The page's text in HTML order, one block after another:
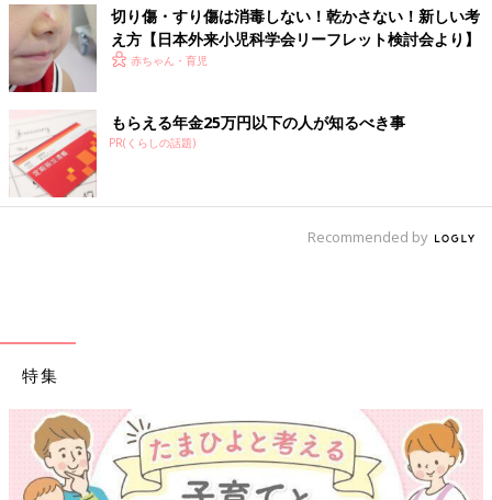
を過ぎると、家の中や、道路、公園などで歩いているときに
包丁やはさみなどの刃物で切る
切り傷・すり傷は消毒しない！乾かさない！新しい考
え方【日本外来小児科学会リーフレット検討会より】
赤ちゃん・育児
もらえる年金25万円以下の人が知るべき事
PR(くらしの話題)
Recommended by
特集